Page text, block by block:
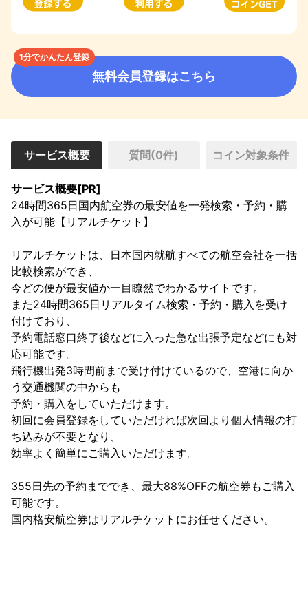
1分でかんたん登録
無料会員登録はこちら
サービス概要 質問(0件) コイン対象条件
サービス概要[PR]
24時間365日国内航空券の最安値を一発検索・予約・購
入が可能【リアルチケット】
リアルチケットは、日本国内就航すべての航空会社を一括
比較検索ができ、
今どの便が最安値か一目瞭然でわかるサイトです。
また24時間365日リアルタイム検索・予約・購入を受け
付けており、
予約電話窓口終了後などに入った急な出張予定などにも対
応可能です。
飛行機出発3時間前まで受け付けているので、空港に向か
う交通機関の中からも
予約・購入をしていただけます。
初回に会員登録をしていただければ次回より個人情報の打
ち込みが不要となり、
効率よく簡単にご購入いただけます。
355日先の予約まででき、最大88%OFFの航空券もご購入
可能です。
国内格安航空券はリアルチケットにお任せください。